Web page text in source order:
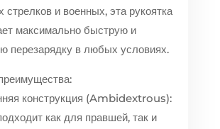
стрелков и военных, эта рукоятка
максимально быструю и
перезарядку в любых условиях.
конструкция (Ambidextrous):
как для правшей, так и